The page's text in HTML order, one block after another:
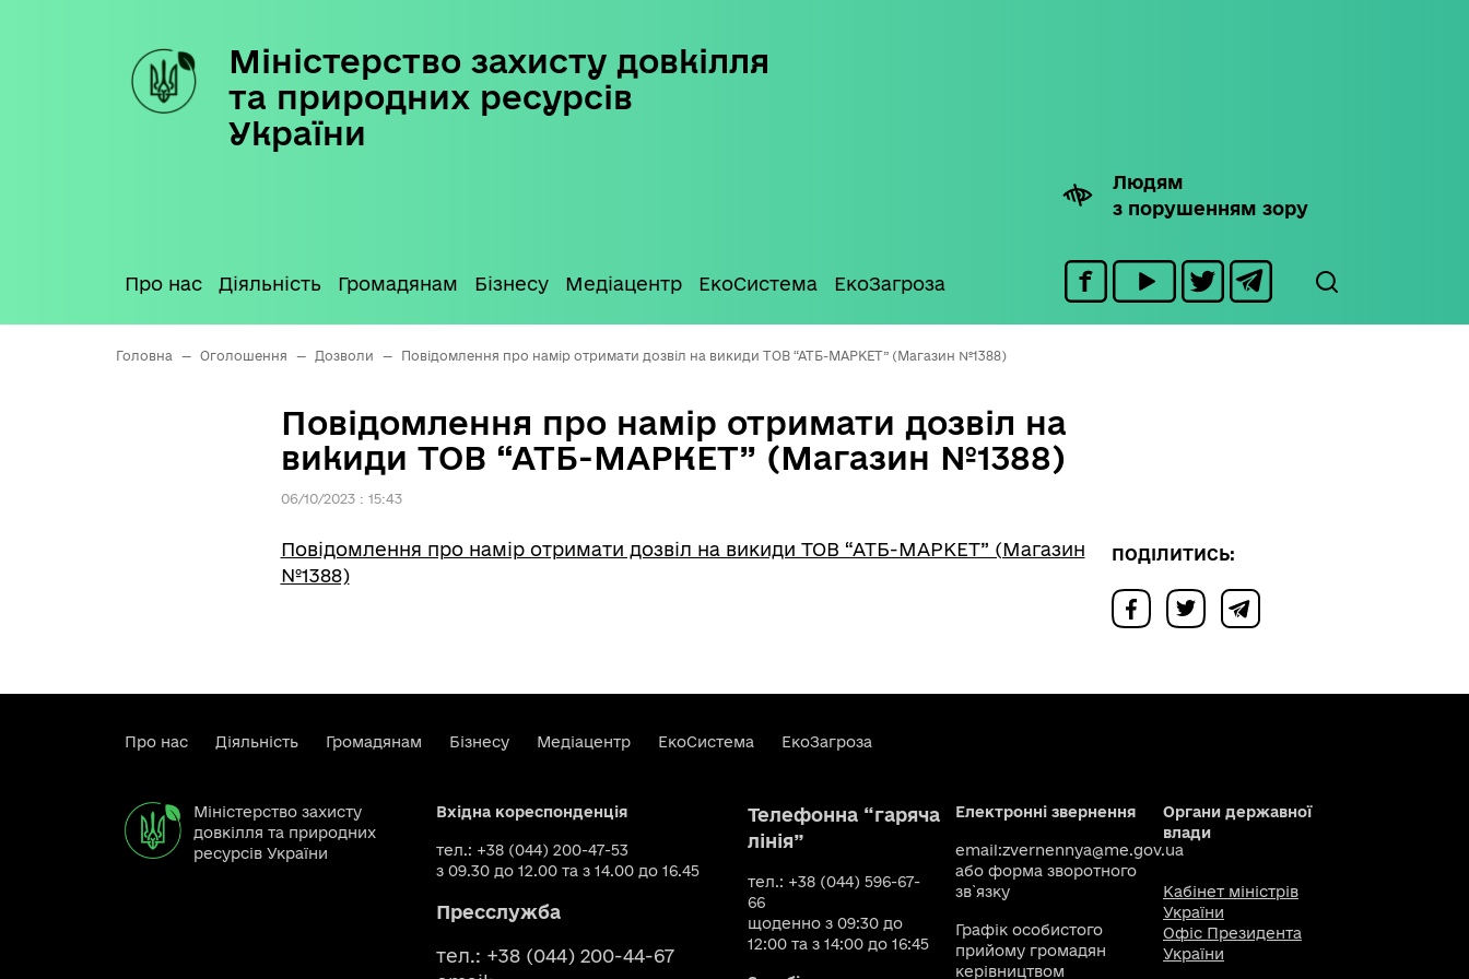
Міністерство захисту довкілля
та природних ресурсів
України
Людям
з порушенням зору
Про нас Діяльність Громадянам Бізнесу Медіацентр ЕкоСистема ЕкоЗагроза
Головна — Оголошення — Дозволи — Повідомлення про намір отримати дозвіл на викиди ТОВ “АТБ-МАРКЕТ” (Магазин №1388)
Повідомлення про намір отримати дозвіл на
викиди ТОВ “АТБ-МАРКЕТ” (Магазин №1388)
06/10/2023 : 15:43
Повідомлення про намір отримати дозвіл на викиди ТОВ “АТБ-МАРКЕТ” (Магазин
№1388)
ПОДІЛИТИСЬ:
Про нас Діяльність Громадянам Бізнесу Медіацентр ЕкоСистема ЕкоЗагроза
Міністерство захисту
довкілля та природних
ресурсів України
Вхідна кореспонденція
тел.: +38 (044) 200-47-53
з 09.30 до 12.00 та з 14.00 до 16.45
Пресслужба
тел.: +38 (044) 200-44-67
Телефонна “гаряча
лінія”
тел.: +38 (044) 596-67-
66
щоденно з 09:30 до
12:00 та з 14:00 до 16:45
Електронні звернення
email:zvernennya@me.gov.ua
або форма зворотного
зв`язку
Графік особистого
прийому громадян
керівництвом
Органи державної
влади
Кабінет міністрів
України
Офіс Президента
України